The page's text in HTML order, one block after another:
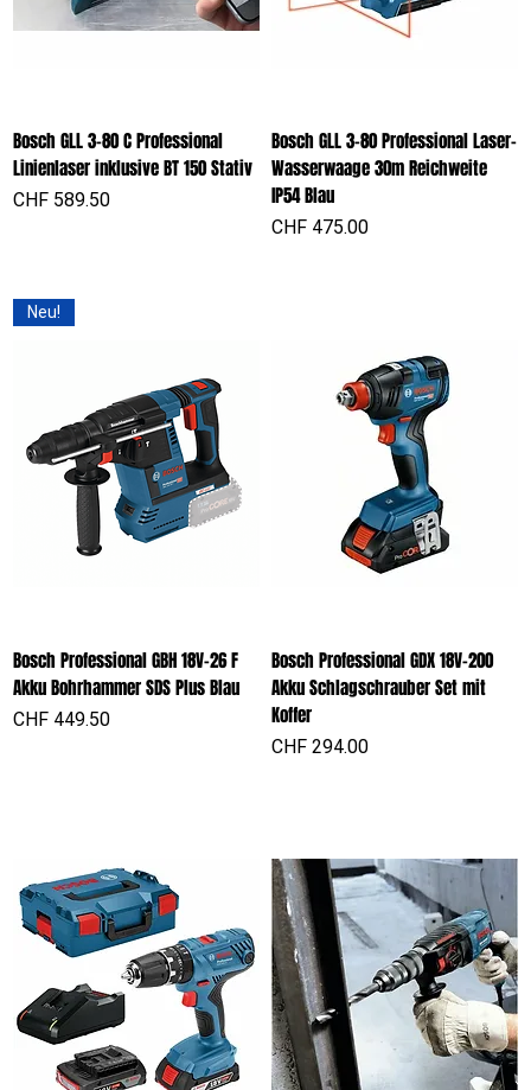
Bosch GLL 3-80 C Professional
Linienlaser inklusive BT 150 Stativ
Preis
CHF 589.50
Bosch GLL 3-80 Professional Laser-
Wasserwaage 30m Reichweite
IP54 Blau
Preis
CHF 475.00
Neu!
Bosch Professional GBH 18V-26 F
Akku Bohrhammer SDS Plus Blau
Preis
CHF 449.50
Bosch Professional GDX 18V-200
Akku Schlagschrauber Set mit
Koffer
Preis
CHF 294.00